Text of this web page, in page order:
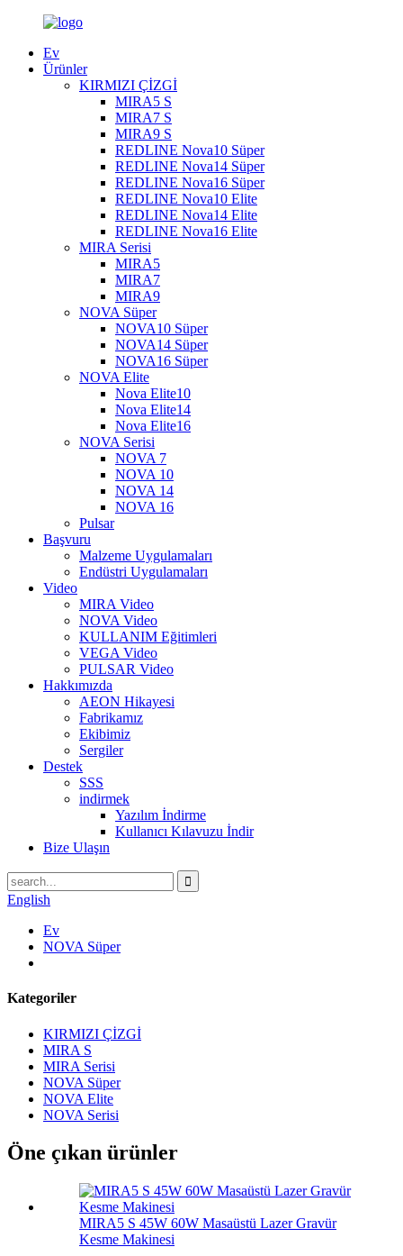
Ev
Ürünler
KIRMIZI ÇİZGİ
MIRA5 S
MIRA7 S
MIRA9 S
REDLINE Nova10 Süper
REDLINE Nova14 Süper
REDLINE Nova16 Süper
REDLINE Nova10 Elite
REDLINE Nova14 Elite
REDLINE Nova16 Elite
MIRA Serisi
MIRA5
MIRA7
MIRA9
NOVA Süper
NOVA10 Süper
NOVA14 Süper
NOVA16 Süper
NOVA Elite
Nova Elite10
Nova Elite14
Nova Elite16
NOVA Serisi
NOVA 7
NOVA 10
NOVA 14
NOVA 16
Pulsar
Başvuru
Malzeme Uygulamaları
Endüstri Uygulamaları
Video
MIRA Video
NOVA Video
KULLANIM Eğitimleri
VEGA Video
PULSAR Video
Hakkımızda
AEON Hikayesi
Fabrikamız
Ekibimiz
Sergiler
Destek
SSS
indirmek
Yazılım İndirme
Kullanıcı Kılavuzu İndir
Bize Ulaşın
English
Ev
NOVA Süper
Kategoriler
KIRMIZI ÇİZGİ
MIRA S
MIRA Serisi
NOVA Süper
NOVA Elite
NOVA Serisi
Öne çıkan ürünler
MIRA5 S 45W 60W Masaüstü Lazer Gravür
Kesme Makinesi